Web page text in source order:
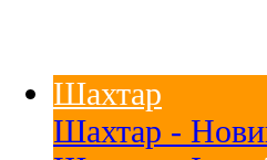
Шахтар
Шахтар -